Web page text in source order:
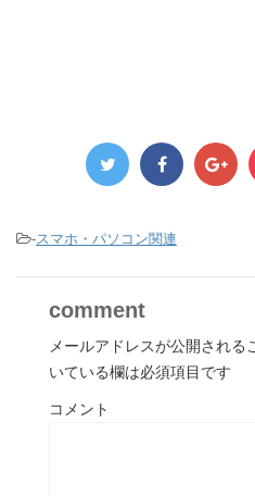
-スマホ・パソコン関連
comment
メールアドレスが公開される
いている欄は必須項目です
コメント